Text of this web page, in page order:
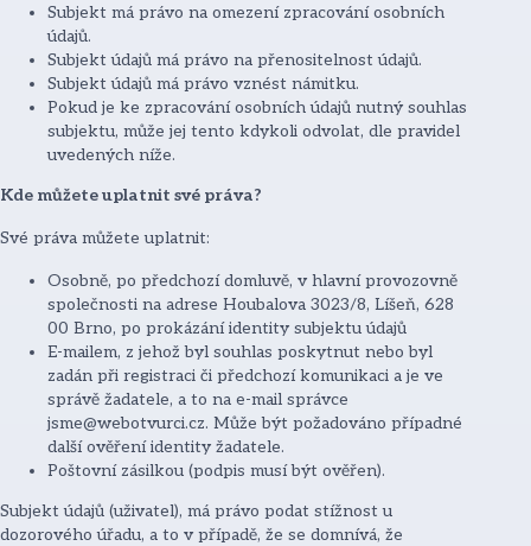
Subjekt má právo na omezení zpracování osobních
údajů.
Subjekt údajů má právo na přenositelnost údajů.
Subjekt údajů má právo vznést námitku.
Pokud je ke zpracování osobních údajů nutný souhlas
subjektu, může jej tento kdykoli odvolat, dle pravidel
uvedených níže.
Kde můžete uplatnit své práva?
Své práva můžete uplatnit:
Osobně, po předchozí domluvě, v hlavní provozovně
společnosti na adrese Houbalova 3023/8, Líšeň, 628
00 Brno, po prokázání identity subjektu údajů
E-mailem, z jehož byl souhlas poskytnut nebo byl
zadán při registraci či předchozí komunikaci a je ve
správě žadatele, a to na e-mail správce
jsme@webotvurci.cz. Může být požadováno případné
další ověření identity žadatele.
Poštovní zásilkou (podpis musí být ověřen).
Subjekt údajů (uživatel), má právo podat stížnost u
dozorového úřadu, a to v případě, že se domnívá, že